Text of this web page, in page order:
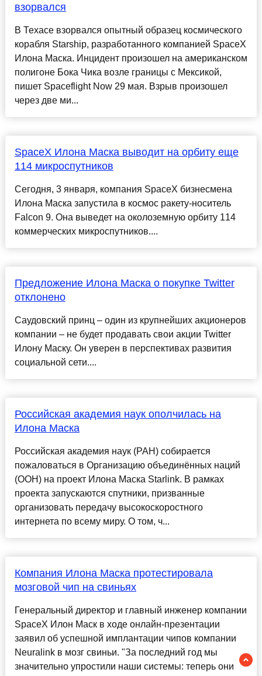
взорвался
В Техасе взорвался опытный образец космического
корабля Starship, разработанного компанией SpaceX
Илона Маска. Инцидент произошел на американском
полигоне Бока Чика возле границы с Мексикой,
пишет Spaceflight Now 29 мая. Взрыв произошел
через две ми...
SpaceX Илона Маска выводит на орбиту еще
114 микроспутников
Сегодня, 3 января, компания SpaceX бизнесмена
Илона Маска запустила в космос ракету-носитель
Falcon 9. Она выведет на околоземную орбиту 114
коммерческих микроспутников....
Предложение Илона Маска о покупке Twitter
отклонено
Саудовский принц – один из крупнейших акционеров
компании – не будет продавать свои акции Twitter
Илону Маску. Он уверен в перспективах развития
социальной сети....
Российская академия наук ополчилась на
Илона Маска
Российская академия наук (РАН) собирается
пожаловаться в Организацию объединённых наций
(ООН) на проект Илона Маска Starlink. В рамках
проекта запускаются спутники, призванные
организовать передачу высокоскоростного
интернета по всему миру. О том, ч...
Компания Илона Маска протестировала
мозговой чип на свиньях
Генеральный директор и главный инженер компании
SpaceX Илон Маск в ходе онлайн-презентации
заявил об успешной имплантации чипов компании
Neuralink в мозг свиньи. "За последний год мы
значительно упростили наши системы: теперь они